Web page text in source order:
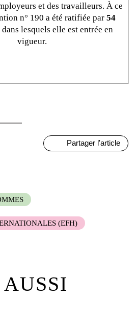
et des travailleurs. À ce
n° 190 a été ratifiée par 54
dans lesquels elle est entrée en
vigueur.
Partager l'article
(EFH)